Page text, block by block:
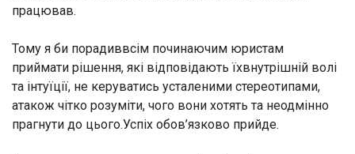
працював.
Тому я би порадиввсім починаючим юристам
приймати рішення, які відповідають їхвнутрішній волі
та інтуїції, не керуватись усталеними стереотипами,
атакож чітко розуміти, чого вони хотять та неодмінно
прагнути до цього.Успіх обов’язково прийде.